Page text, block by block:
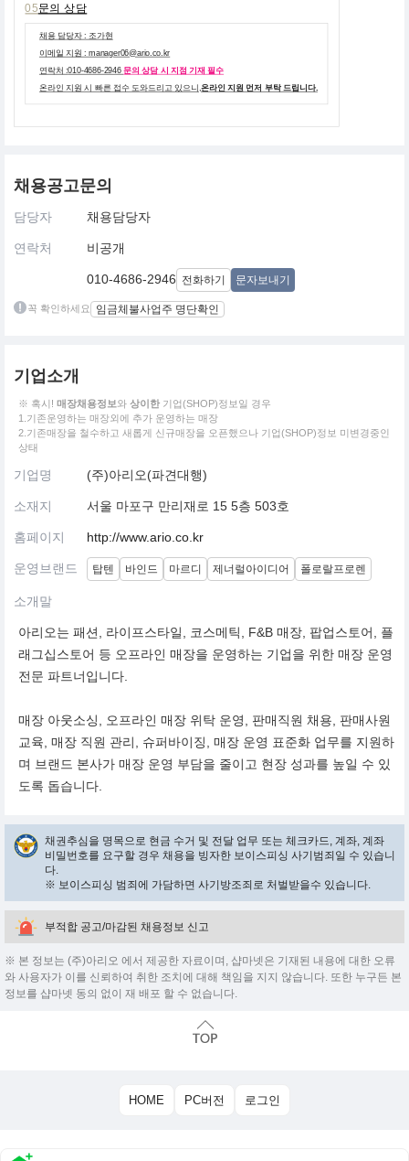
05문의 상담
채용 담당자 : 조가현
이메일 지원 : manager06@ario.co.kr
연락처 :010-4686-2946문의 상담 시 지점 기재 필수
온라인 지원 시 빠른 접수 도와드리고 있으니,온라인 지원 먼저 부탁 드립니다.
채용공고문의
담당자 채용담당자
연락처 비공개
010-4686-2946 전화하기 문자보내기
꼭 확인하세요 임금체불사업주 명단확인
기업소개
※ 혹시! 매장채용정보와 상이한 기업(SHOP)정보일 경우
1.기존운영하는 매장외에 추가 운영하는 매장
2.기존매장을 철수하고 새롭게 신규매장을 오픈했으나 기업(SHOP)정보 미변경중인
상태
기업명 (주)아리오(파견대행)
소재지 서울 마포구 만리재로 15 5층 503호
홈페이지 http://www.ario.co.kr
운영브랜드 탑텐 바인드 마르디 제너럴아이디어 폴로랄프로렌
소개말
아리오는 패션, 라이프스타일, 코스메틱, F&B 매장, 팝업스토어, 플
래그십스토어 등 오프라인 매장을 운영하는 기업을 위한 매장 운영
전문 파트너입니다.
매장 아웃소싱, 오프라인 매장 위탁 운영, 판매직원 채용, 판매사원
교육, 매장 직원 관리, 슈퍼바이징, 매장 운영 표준화 업무를 지원하
며 브랜드 본사가 매장 운영 부담을 줄이고 현장 성과를 높일 수 있
도록 돕습니다.
채권추심을 명목으로 현금 수거 및 전달 업무 또는 체크카드, 계좌, 계좌
비밀번호를 요구할 경우 채용을 빙자한 보이스피싱 사기범죄일 수 있습니
다.
※ 보이스피싱 범죄에 가담하면 사기방조죄로 처벌받을수 있습니다.
부적합 공고/마감된 채용정보 신고
※ 본 정보는 (주)아리오 에서 제공한 자료이며, 샵마넷은 기재된 내용에 대한 오류
와 사용자가 이를 신뢰하여 취한 조치에 대해 책임을 지지 않습니다. 또한 누구든 본
정보를 샵마넷 동의 없이 재 배포 할 수 없습니다.
HOME PC버전 로그인